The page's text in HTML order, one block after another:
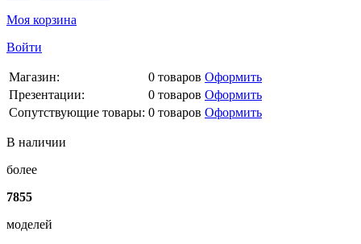
Моя корзина
Войти
Магазин: 0 товаров Оформить
Презентации:
0 товаров Оформить
Сопутствующие товары: 0 товаров Оформить
В наличии
более
7855
моделей